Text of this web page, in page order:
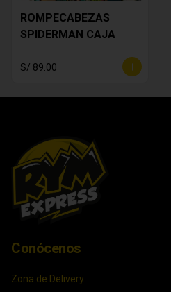
ROMPECABEZAS
SPIDERMAN CAJA
S/ 89.00
Conócenos
Zona de Delivery